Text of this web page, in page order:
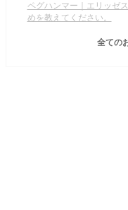
ペグハンマー｜エリッゼ
めを教えてください。
全ての